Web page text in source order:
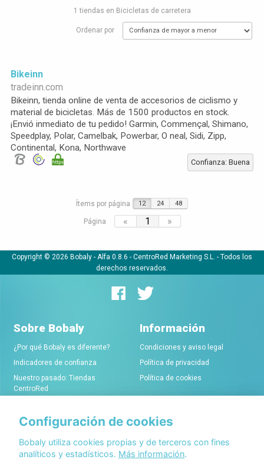
1 tiendas en Bicicletas de carretera
Ordenar por
Bikeinn
tradeinn.com
Bikeinn, tienda online de venta de accesorios de ciclismo y
material de bicicletas. Más de 1500 productos en stock.
¡Envió inmediato de tu pedido! Garmin, Commençal, Shimano,
Speedplay, Polar, Camelbak, Powerbar, O neal, Sidi, Zipp,
Continental, Kona, Northwave
Confianza: Buena
Ítems por página 12 24 48
Página « 1 »
Copyright © 2026 Bobaly - Alfa 0.8.6 - CentroRed Marketing S.L. - Todos los
derechos reservados.
Sobre Bobaly
¿Por qué Bobaly es diferente?
Indicadores de confianza
Nuestro pasado: Tiendas
CentroRed
Información
Condiciones y aviso legal
Política de privacidad
Política de cookies
Comerciantes
Alta de tiendas online
Condiciones de alta
Conócenos
Acerca de Bobaly Partners
Partner eCommerce
Configuración de cookies
Bobaly utiliza cookies propias y de terceros con fines
analíticos y estadísticos. Más información.